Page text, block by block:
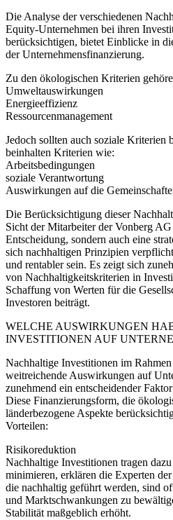
Die Analyse der verschiedenen
Equity-Unternehmen bei ihren
berücksichtigen, bietet Einblicke in
der Unternehmensfinanzierung.
Zu den ökologischen Kriterien
Umweltauswirkungen
Energieeffizienz
Ressourcenmanagement
Jedoch sollten auch soziale Kriterien
beinhalten Kriterien wie:
Arbeitsbedingungen
soziale Verantwortung
Auswirkungen auf die
Die Berücksichtigung dieser
Sicht der Mitarbeiter der Vonberg
Entscheidung, sondern auch eine
sich nachhaltigen Prinzipien
und rentabler sein. Es zeigt sich
von Nachhaltigkeitskriterien in
Schaffung von Werten für die
Investoren beiträgt.
WELCHE AUSWIRKUNGEN
INVESTITIONEN AUF
Nachhaltige Investitionen im
weitreichende Auswirkungen auf
zunehmend ein entscheidender
Diese Finanzierungsform, die
länderbezogene Aspekte
Vorteilen:
Risikoreduktion
Nachhaltige Investitionen tragen
minimieren, erklären die Experten
die nachhaltig geführt werden, sind
und Marktschwankungen zu
Stabilität maßgeblich erhöht.